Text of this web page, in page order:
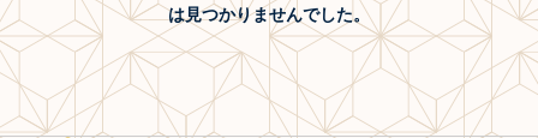
は見つかりませんでした。